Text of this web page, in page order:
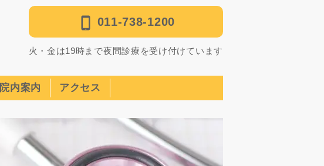
011-738-1200
火・金は19時まで夜間診療を受け付けています
院内案内 アクセス